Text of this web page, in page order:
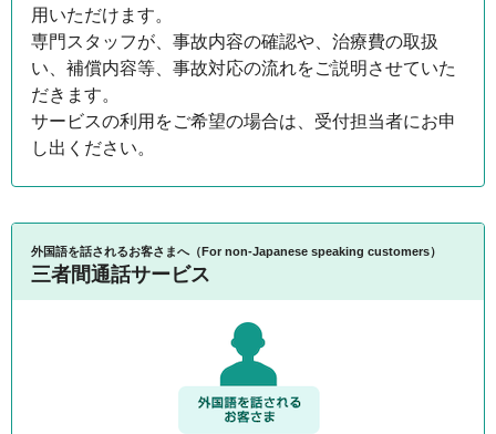
用いただけます。
専門スタッフが、事故内容の確認や、治療費の取扱
い、補償内容等、事故対応の流れをご説明させていた
だきます。
サービスの利用をご希望の場合は、受付担当者にお申
し出ください。
外国語を話されるお客さまへ（For non-Japanese speaking customers）
三者間通話サービス